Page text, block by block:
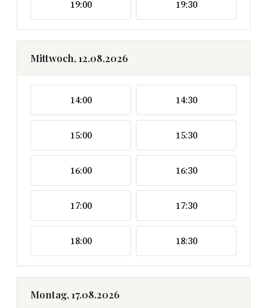
19:00 19:30
Mittwoch, 12.08.2026
14:00 14:30
15:00 15:30
16:00 16:30
17:00 17:30
18:00 18:30
Montag, 17.08.2026